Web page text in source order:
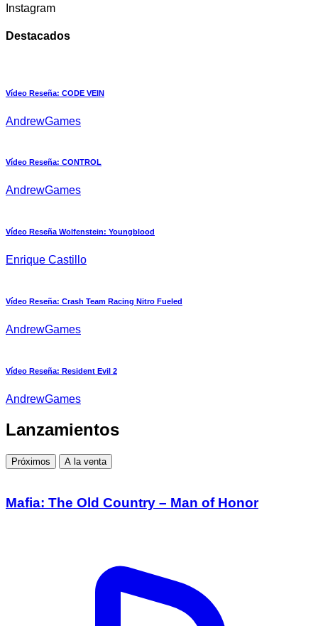
Instagram
Destacados
Vídeo Reseña: CODE VEIN
AndrewGames
Vídeo Reseña: CONTROL
AndrewGames
Vídeo Reseña Wolfenstein: Youngblood
Enrique Castillo
Vídeo Reseña: Crash Team Racing Nitro Fueled
AndrewGames
Vídeo Reseña: Resident Evil 2
AndrewGames
Lanzamientos
Próximos A la venta
Mafia: The Old Country – Man of Honor